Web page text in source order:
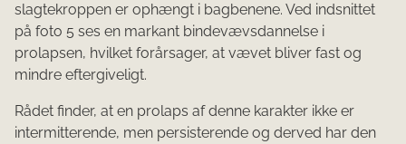
slagtekroppen er ophængt i bagbenene. Ved indsnittet
på foto 5 ses en markant bindevævsdannelse i
prolapsen, hvilket forårsager, at vævet bliver fast og
mindre eftergiveligt.
Rådet finder, at en prolaps af denne karakter ikke er
intermitterende, men persisterende og derved har den